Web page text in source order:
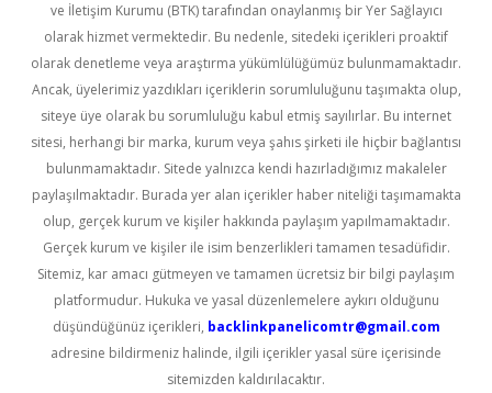
ve İletişim Kurumu (BTK) tarafından onaylanmış bir Yer Sağlayıcı
olarak hizmet vermektedir. Bu nedenle, sitedeki içerikleri proaktif
olarak denetleme veya araştırma yükümlülüğümüz bulunmamaktadır.
Ancak, üyelerimiz yazdıkları içeriklerin sorumluluğunu taşımakta olup,
siteye üye olarak bu sorumluluğu kabul etmiş sayılırlar. Bu internet
sitesi, herhangi bir marka, kurum veya şahıs şirketi ile hiçbir bağlantısı
bulunmamaktadır. Sitede yalnızca kendi hazırladığımız makaleler
paylaşılmaktadır. Burada yer alan içerikler haber niteliği taşımamakta
olup, gerçek kurum ve kişiler hakkında paylaşım yapılmamaktadır.
Gerçek kurum ve kişiler ile isim benzerlikleri tamamen tesadüfidir.
Sitemiz, kar amacı gütmeyen ve tamamen ücretsiz bir bilgi paylaşım
platformudur. Hukuka ve yasal düzenlemelere aykırı olduğunu
düşündüğünüz içerikleri, backlinkpanelicomtr@gmail.com
adresine bildirmeniz halinde, ilgili içerikler yasal süre içerisinde
sitemizden kaldırılacaktır.